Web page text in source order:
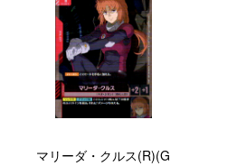
マリーダ・クルス(R)(G